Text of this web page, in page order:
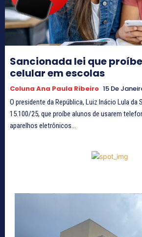
Sancionada lei que
celular em escolas
Coluna Ana Paula Ribeiro 15 De
O presidente da República, Luiz Inácio Lula da
15.100/25, que proíbe alunos de usarem
aparelhos eletrônicos...